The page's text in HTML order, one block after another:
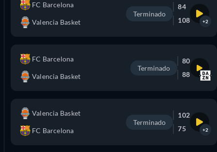
FC Barcelona
Valencia Basket
Terminado
84
108
+2
FC Barcelona
Valencia Basket
Terminado
80
88
Valencia Basket
FC Barcelona
Terminado
102
75
+2